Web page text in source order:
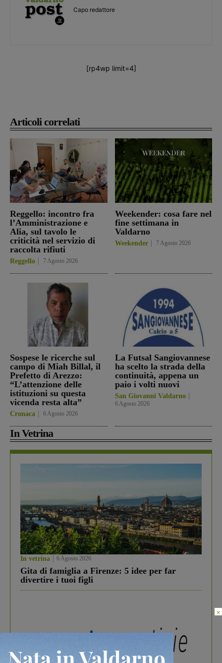
Articoli correlati
Reggello: incontro fra
l’Amministrazione e
Alia, sul tavolo le
criticità nel servizio di
raccolta rifiuti
Reggello 7 Agosto 2026
Weekender: cosa fare nel
fine settimana in
Valdarno
Weekender 7 Agosto 2026
Sospese le ricerche sul
campo di Miah Billal, il
Prefetto di Arezzo:
“L’attenzione delle
istituzioni su questa
vicenda resta alta”
Cronaca 6 Agosto 2026
La Futsal Sangiovannese
ha scelto la strada della
continuità, appena un
paio i volti nuovi
San Giovanni Valdarno
6 Agosto 2026
In Vetrina
In vetrina 6 Agosto 2026
Gita di famiglia a Firenze: 5 idee per far
divertire i tuoi figli
Capo redattore
[rp4wp limit=4]
×